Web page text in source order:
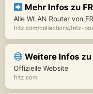
Mehr Infos zu
Alle WLAN Router von
fritz.com/collections/fritz-
Weitere Infos zu
Offizielle Website
fritz.com